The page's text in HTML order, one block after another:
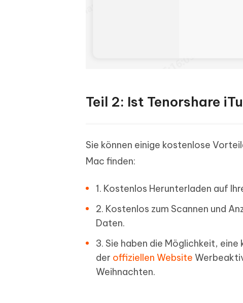
Teil 2: Ist Tenorshare
Sie können einige kostenlose
Mac finden:
1. Kostenlos Herunterladen auf
2. Kostenlos zum Scannen und
Daten.
3. Sie haben die Möglichkeit,
der offiziellen Website
Weihnachten.